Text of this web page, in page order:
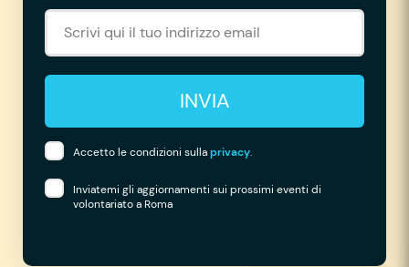
INVIA
Accetto le condizioni sullaprivacy.
Inviatemi gli aggiornamenti sui prossimi eventi di
volontariato a Roma